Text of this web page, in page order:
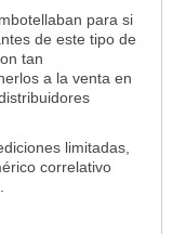
para si
de este tipo de
tan
a la venta en
limitadas,
correlativo